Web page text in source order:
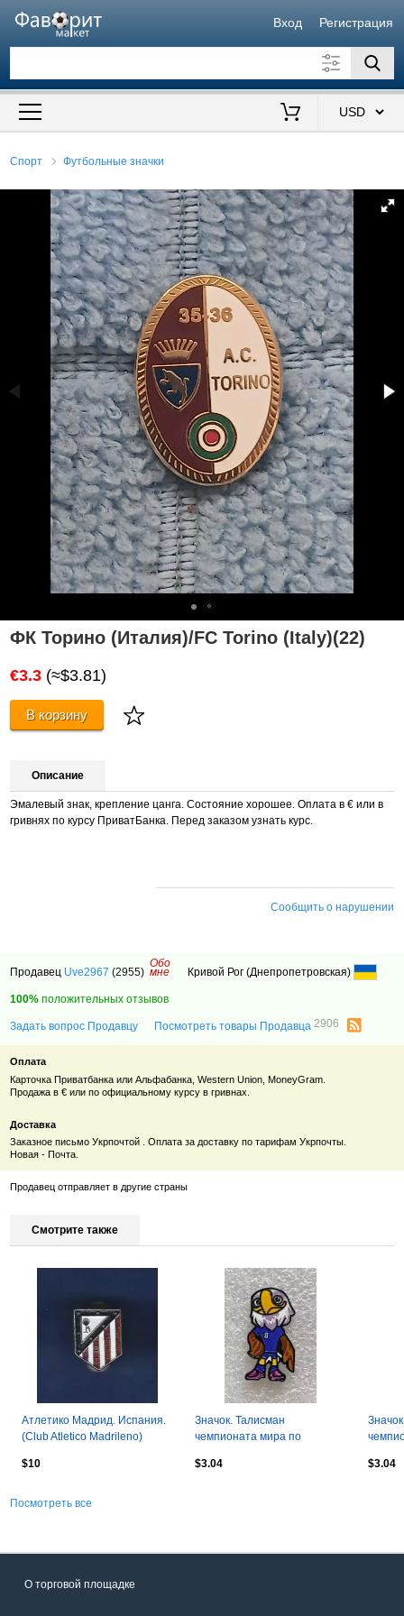
Вход Регистрация
Искать также в описании
Спорт Футбольные значки
ФК Торино (Италия)/FC Torino (Italy)(22)
€3.3 (≈$3.81)
В корзину
Описание
Эмалевый знак, крепление цанга. Состояние хорошее. Оплата в € или в
гривнях по курсу ПриватБанка. Перед заказом узнать курс.
Сообщить о нарушении
Продавец Uve2967 (2955)
Обо
мне Кривой Рог (Днепропетровская)
100% положительных отзывов
Задать вопрос Продавцу Посмотреть товары Продавца2906
Оплата
Карточка Приватбанка или Альфабанка, Western Union, MoneyGram.
Продажа в € или по официальному курсу в гривнах.
Доставка
Заказное письмо Укрпочтой . Оплата за доставку по тарифам Укрпочты.
Новая - Почта.
Продавец отправляет в другие страны
Смотрите также
Атлетико Мадрид. Испания.
(Club Atlеtico Madrileno)
$10
Значок. Талисман
чемпионата мира по
орлан Клатч. 4 см.
$3.04
см.
$3.04
Посмотреть все
О торговой площадке